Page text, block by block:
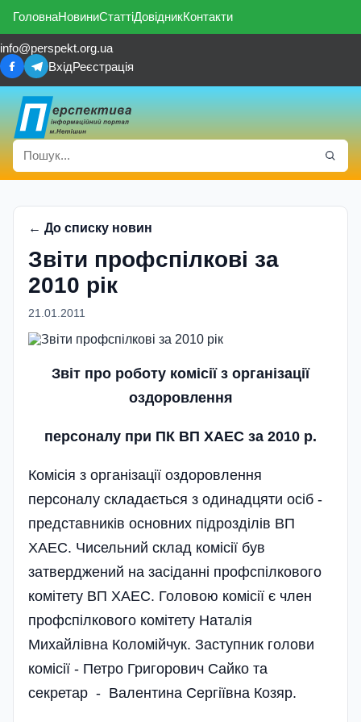
ГоловнаНовиниСтаттіДовідникКонтакти
info@perspekt.org.ua
ВхідРеєстрація
← До списку новин
Звіти профспілкові за
2010 рік
21.01.2011
Звіт про роботу комісії з організації
оздоровлення
персоналу при ПК ВП ХАЕС за 2010 р.
Комісія з організації оздоровлення
персоналу складається з одинадцяти осіб -
представників основних підрозділів ВП
ХАЕС. Чисельний склад комісії був
затверджений на засіданні профспілкового
комітету ВП ХАЕС. Головою комісії є член
профспілкового комітету Наталія
Михайлівна Коломійчук. Заступник голови
комісії - Петро Григорович Сайко та
секретар - Валентина Сергіївна Козяр.